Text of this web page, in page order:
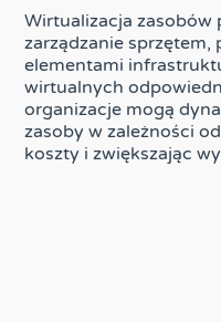
Wirtualizacja zasobów
zarządzanie sprzętem,
elementami
wirtualnych
organizacje mogą
zasoby w zależności
koszty i zwiększając